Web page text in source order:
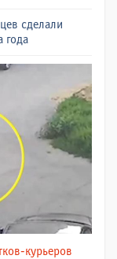
сделали
года
курьеров